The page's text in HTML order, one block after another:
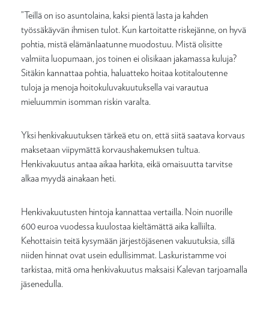
”Teillä on iso asuntolaina, kaksi pientä lasta ja kahden
työssäkäyvän ihmisen tulot. Kun kartoitatte riskejänne, on hyvä
pohtia, mistä elämänlaatunne muodostuu. Mistä olisitte
valmiita luopumaan, jos toinen ei olisikaan jakamassa kuluja?
Sitäkin kannattaa pohtia, haluatteko hoitaa kotitaloutenne
tuloja ja menoja hoitokuluvakuutuksella vai varautua
mieluummin isomman riskin varalta.
Yksi henkivakuutuksen tärkeä etu on, että siitä saatava korvaus
maksetaan viipymättä korvaushakemuksen tultua.
Henkivakuutus antaa aikaa harkita, eikä omaisuutta tarvitse
alkaa myydä ainakaan heti.
Henkivakuutusten hintoja kannattaa vertailla. Noin nuorille
600 euroa vuodessa kuulostaa kieltämättä aika kalliilta.
Kehottaisin teitä kysymään järjestöjäsenen vakuutuksia, sillä
niiden hinnat ovat usein edullisimmat. Laskuristamme voi
tarkistaa, mitä oma henkivakuutus maksaisi Kalevan tarjoamalla
jäsenedulla.